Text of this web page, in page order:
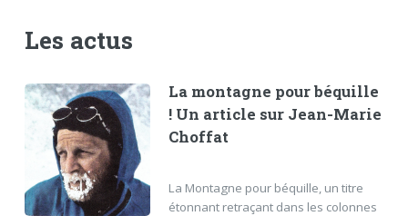
Les actus
La montagne pour béquille
! Un article sur Jean-Marie
Choffat
La Montagne pour béquille, un titre
étonnant retraçant dans les colonnes